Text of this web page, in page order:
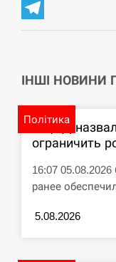
12:10
11:53
СЕРПЕНЬ
11:40
У зоопарку
левиці
Messenger
Telegram
ІНШІ НОВИНИ
Політика
В ЦПД
ограничить
16:07
ранее
5.08.2026